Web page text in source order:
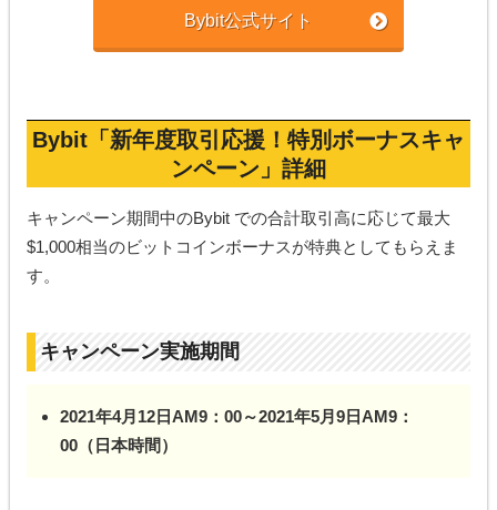
Bybit公式サイト
Bybit「新年度取引応援！ 特別ボーナスキャ
ンペーン」詳細
キャンペーン期間中のBybit での合計取引高に応じて最大
$1,000相当のビットコインボーナスが特典としてもらえま
す。
キャンペーン実施期間
2021年4月12日AM9：00～2021年5月9日AM9：
00（日本時間）